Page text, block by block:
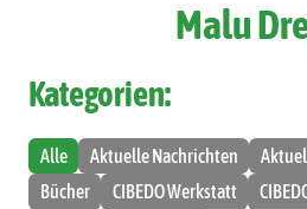
Malu
Kategorien:
Alle Aktuelle Nachrichten
Bücher
CIBEDO Werkstatt